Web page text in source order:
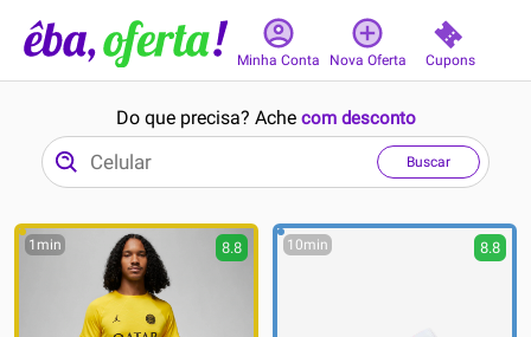
Minha Conta Nova Oferta Cupons
Do que precisa? Ache com desconto
Buscar
1min 8.8 10min 8.8